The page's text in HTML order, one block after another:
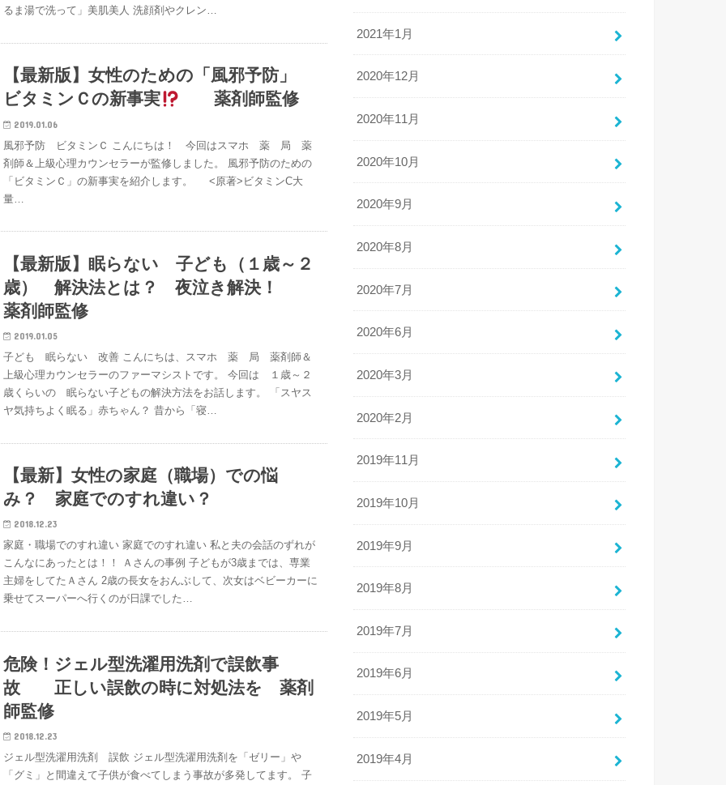
るま湯で洗って」美肌美人 洗顔剤やクレン…
【最新版】女性のための「風邪予防」
ビタミンＣの新事実
薬剤師監修
2019.01.06
風邪予防 ビタミンＣ こんにちは！ 今回はスマホ 薬 局 薬
剤師＆上級心理カウンセラーが監修しました。 風邪予防のための
「ビタミンＣ」の新事実を紹介します。 <原著>ビタミンC大
量…
【最新版】眠らない 子ども（１歳～２
歳） 解決法とは？ 夜泣き解決！
薬剤師監修
2019.01.05
子ども 眠らない 改善 こんにちは、スマホ 薬 局 薬剤師＆
上級心理カウンセラーのファーマシストです。 今回は １歳～２
歳くらいの 眠らない子どもの解決方法をお話します。 「スヤス
ヤ気持ちよく眠る」赤ちゃん？ 昔から「寝…
【最新】女性の家庭（職場）での悩
み？ 家庭でのすれ違い？
2018.12.23
家庭・職場でのすれ違い 家庭でのすれ違い 私と夫の会話のずれが
こんなにあったとは！！ Ａさんの事例 子どもが3歳までは、専業
主婦をしてたＡさん 2歳の長女をおんぶして、次女はベビーカーに
乗せてスーパーへ行くのが日課でした…
危険！ジェル型洗濯用洗剤で誤飲事
故 正しい誤飲の時に対処法を 薬剤
師監修
2018.12.23
ジェル型洗濯用洗剤 誤飲 ジェル型洗濯用洗剤を「ゼリー」や
「グミ」と間違えて子供が食べてしまう事故が多発してます。 子
2021年1月
2020年12月
2020年11月
2020年10月
2020年9月
2020年8月
2020年7月
2020年6月
2020年3月
2020年2月
2019年11月
2019年10月
2019年9月
2019年8月
2019年7月
2019年6月
2019年5月
2019年4月